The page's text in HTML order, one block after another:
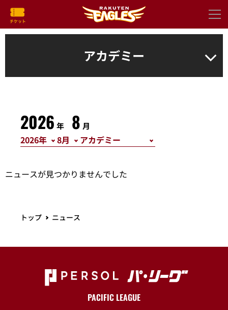
アカデミー
2026 年 8 月
ニュースが見つかりませんでした
トップ ニュース
PACIFIC LEAGUE